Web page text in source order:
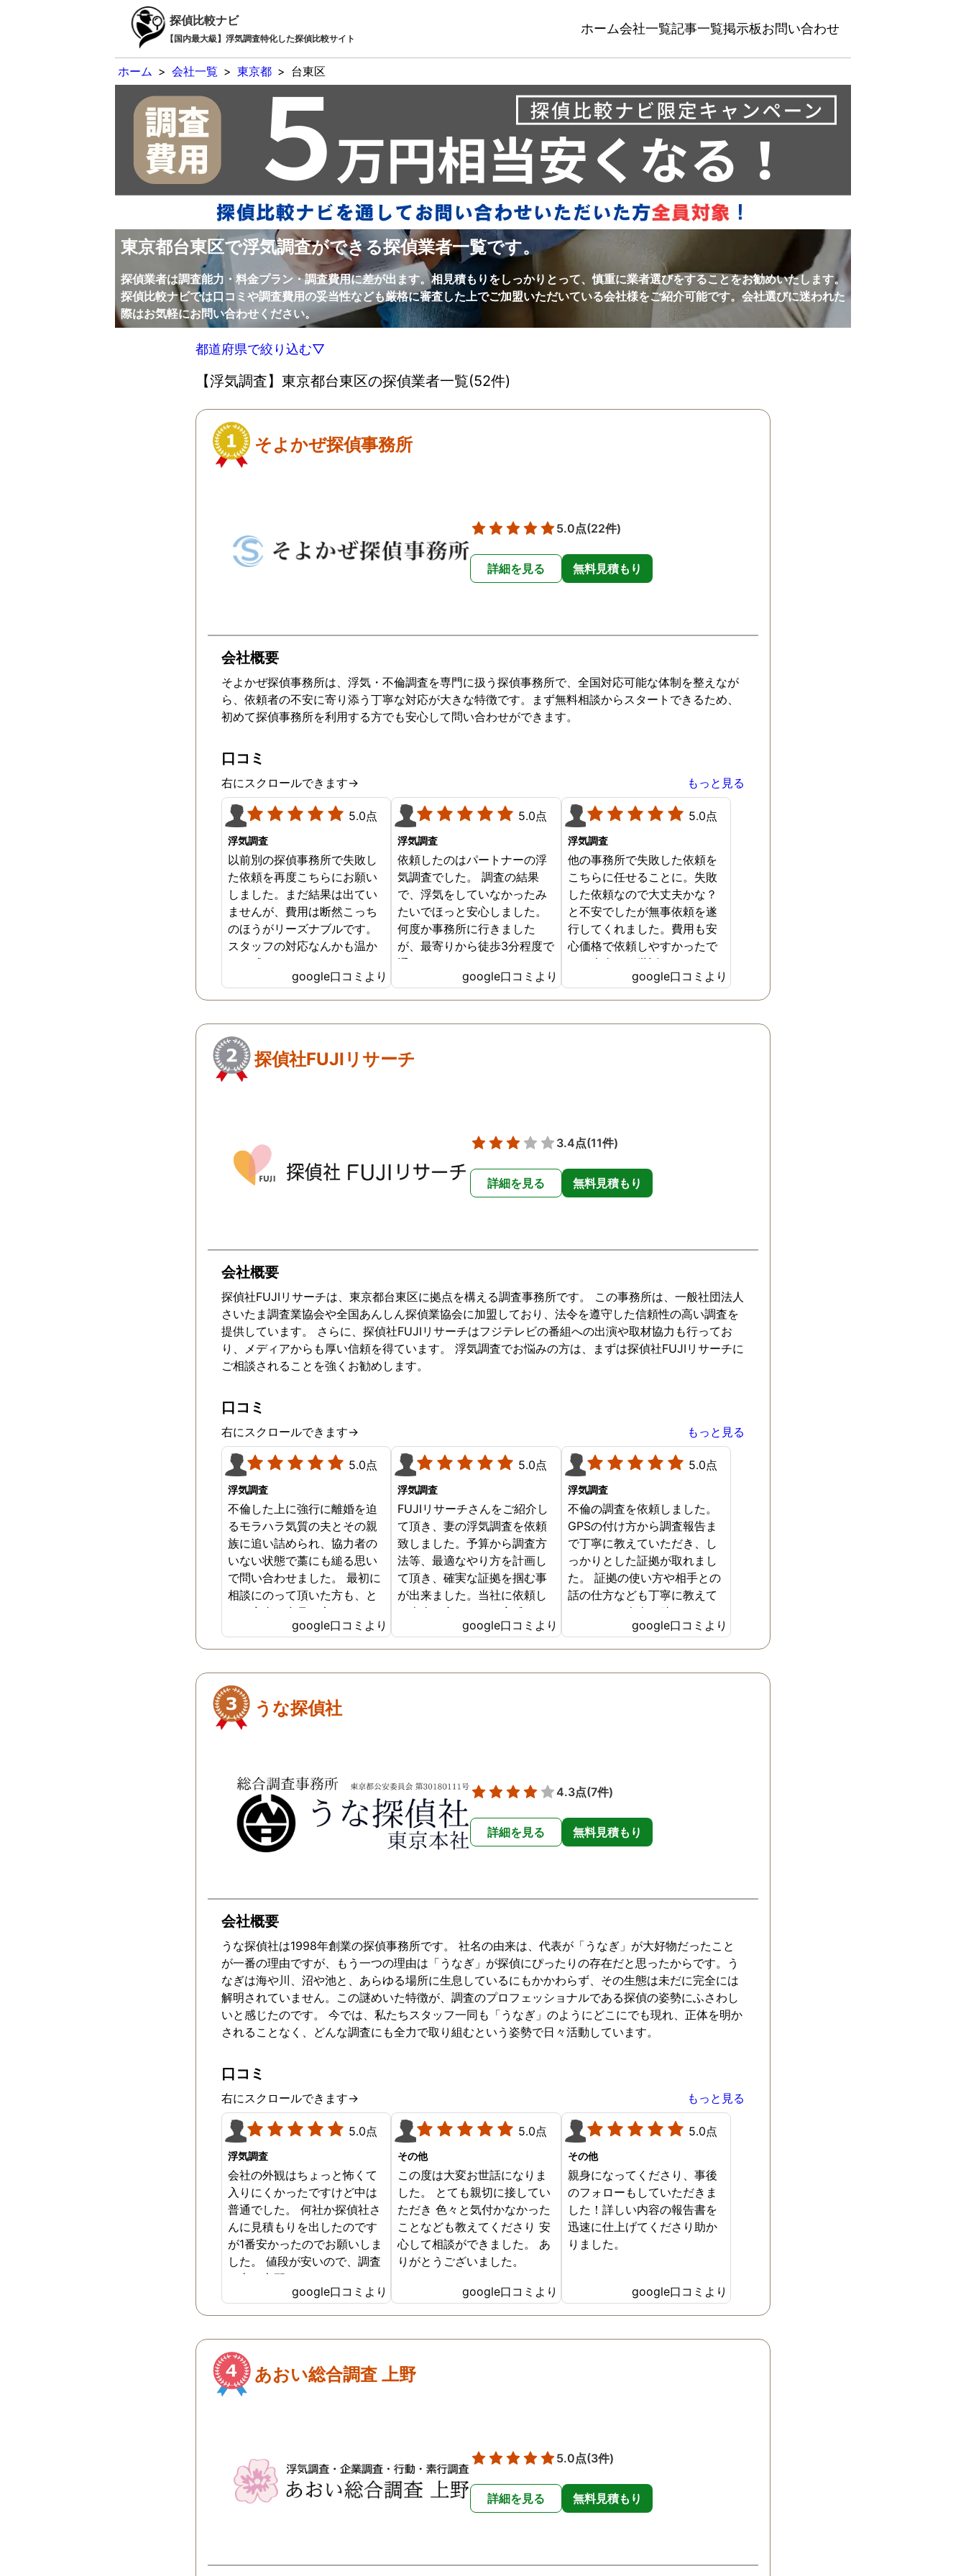
探偵比較ナビ
【国内最大級】浮気調査特化した探偵比較サイト
ホーム会社一覧記事一覧掲示板お問い合わせ
ホーム > 会社一覧 > 東京都 > 台東区
東京都台東区で浮気調査ができる探偵業者一覧です。
探偵業者は調査能力・料金プラン・調査費用に差が出ます。相見積もりをしっかりとって、慎重に業者選びをすることをお勧めいたします。
探偵比較ナビでは口コミや調査費用の妥当性なども厳格に審査した上でご加盟いただいている会社様をご紹介可能です。会社選びに迷われた
際はお気軽にお問い合わせください。
都道府県で絞り込む▽
【浮気調査】東京都台東区の探偵業者一覧(52件)
そよかぜ探偵事務所
5.0点(22件)
詳細を見る 無料見積もり
会社概要
そよかぜ探偵事務所は、浮気・不倫調査を専門に扱う探偵事務所で、全国対応可能な体制を整えなが
ら、依頼者の不安に寄り添う丁寧な対応が大きな特徴です。まず無料相談からスタートできるため、
初めて探偵事務所を利用する方でも安心して問い合わせができます。
口コミ
右にスクロールできます→ もっと見る
5.0点
浮気調査
以前別の探偵事務所で失敗し
た依頼を再度こちらにお願い
しました。まだ結果は出てい
ませんが、費用は断然こっち
のほうがリーズナブルです。
スタッフの対応なんかも温か
みを感じます。はじめからこ
ちらにすればよかったです😢
…
google口コミより
5.0点
浮気調査
依頼したのはパートナーの浮
気調査でした。 調査の結果
で、浮気をしていなかったみ
たいでほっと安心しました。
何度か事務所に行きました
が、最寄りから徒歩3分程度で
通いやすかったです。
google口コミより
5.0点
浮気調査
他の事務所で失敗した依頼を
こちらに任せることに。失敗
した依頼なので大丈夫かな？
と不安でしたが無事依頼を遂
行してくれました。費用も安
心価格で依頼しやすかったで
す。本当にお世話になりまし
google口コミより
探偵社FUJIリサーチ
3.4点(11件)
詳細を見る 無料見積もり
会社概要
探偵社FUJIリサーチは、東京都台東区に拠点を構える調査事務所です。 この事務所は、一般社団法人
さいたま調査業協会や全国あんしん探偵業協会に加盟しており、法令を遵守した信頼性の高い調査を
提供しています。 さらに、探偵社FUJIリサーチはフジテレビの番組への出演や取材協力も行ってお
り、メディアからも厚い信頼を得ています。 浮気調査でお悩みの方は、まずは探偵社FUJIリサーチに
ご相談されることを強くお勧めします。
口コミ
右にスクロールできます→ もっと見る
5.0点
浮気調査
不倫した上に強行に離婚を迫
るモラハラ気質の夫とその親
族に追い詰められ、協力者の
いない状態で藁にも縋る思い
で問い合わせました。 最初に
相談にのって頂いた方も、と
ても率直に意見を言っていた
だき、また費用面も正直に答
えていただき、私の望む結果
とは言えないですが、それで
も少しでも低く抑えるアドバ
イスもいただき、納得して依
頼させていただきました。 調
をいただきながら、丁寧に対
応してくださいました。 おか
げで、とても充分な調査結果
をいただきました。 サポート
の方も、不安で日々辛い気持
イスを頂き繋いで下さった
事、本当に感謝しています。
google口コミより
5.0点
浮気調査
FUJIリサーチさんをご紹介し
て頂き、妻の浮気調査を依頼
致しました。予算から調査方
法等、最適なやり方を計画し
て頂き、確実な証拠を掴む事
が出来ました。当社に依頼し
て本当に良かったと実感して
おります。 依頼中にはいろい
ろな相談も聞いて頂き、救わ
google口コミより
5.0点
浮気調査
不倫の調査を依頼しました。
GPSの付け方から調査報告ま
で丁寧に教えていただき、し
っかりとした証拠が取れまし
た。 証拠の使い方や相手との
話の仕方なども丁寧に教えて
いただき、本当に助かりまし
google口コミより
うな探偵社
4.3点(7件)
詳細を見る 無料見積もり
会社概要
うな探偵社は1998年創業の探偵事務所です。 社名の由来は、代表が「うなぎ」が大好物だったこと
が一番の理由ですが、もう一つの理由は「うなぎ」が探偵にぴったりの存在だと思ったからです。う
なぎは海や川、沼や池と、あらゆる場所に生息しているにもかかわらず、その生態は未だに完全には
解明されていません。この謎めいた特徴が、調査のプロフェッショナルである探偵の姿勢にふさわし
いと感じたのです。 今では、私たちスタッフ一同も「うなぎ」のようにどこにでも現れ、正体を明か
されることなく、どんな調査にも全力で取り組むという姿勢で日々活動しています。
口コミ
右にスクロールできます→ もっと見る
5.0点
浮気調査
会社の外観はちょっと怖くて
入りにくかったですけど中は
普通でした。 何社か探偵社さ
んに見積もりを出したのです
が1番安かったのでお願いしま
した。 値段が安いので、調査
の方が心配でしたがしっかり
浮気の証拠を押さえて頂けま
した。 ありがとう御座いまし
歩みますね(笑)
google口コミより
5.0点
その他
この度は大変お世話になりま
した。 とても親切に接してい
ただき 色々と気付かなかった
ことなども教えてくださり 安
心して相談ができました。 あ
りがとうございました。
google口コミより
5.0点
その他
親身になってくださり、事後
のフォローもしていただきま
した！詳しい内容の報告書を
迅速に仕上げてくださり助か
りました。
google口コミより
あおい総合調査 上野
5.0点(3件)
詳細を見る 無料見積もり